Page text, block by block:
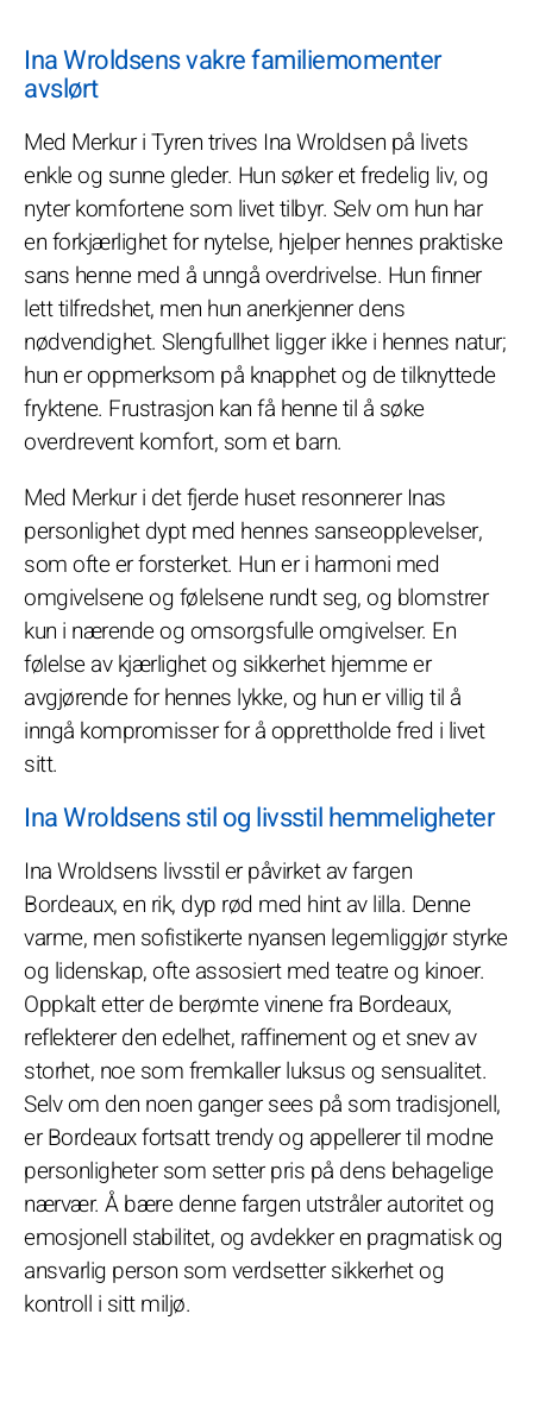
Ina Wroldsens vakre familiemomenter
avslørt
Med Merkur i Tyren trives Ina Wroldsen på livets
enkle og sunne gleder. Hun søker et fredelig liv, og
nyter komfortene som livet tilbyr. Selv om hun har
en forkjærlighet for nytelse, hjelper hennes praktiske
sans henne med å unngå overdrivelse. Hun finner
lett tilfredshet, men hun anerkjenner dens
nødvendighet. Slengfullhet ligger ikke i hennes natur;
hun er oppmerksom på knapphet og de tilknyttede
fryktene. Frustrasjon kan få henne til å søke
overdrevent komfort, som et barn.
Med Merkur i det fjerde huset resonnerer Inas
personlighet dypt med hennes sanseopplevelser,
som ofte er forsterket. Hun er i harmoni med
omgivelsene og følelsene rundt seg, og blomstrer
kun i nærende og omsorgsfulle omgivelser. En
følelse av kjærlighet og sikkerhet hjemme er
avgjørende for hennes lykke, og hun er villig til å
inngå kompromisser for å opprettholde fred i livet
sitt.
Ina Wroldsens stil og livsstil hemmeligheter
Ina Wroldsens livsstil er påvirket av fargen
Bordeaux, en rik, dyp rød med hint av lilla. Denne
varme, men sofistikerte nyansen legemliggjør styrke
og lidenskap, ofte assosiert med teatre og kinoer.
Oppkalt etter de berømte vinene fra Bordeaux,
reflekterer den edelhet, raffinement og et snev av
storhet, noe som fremkaller luksus og sensualitet.
Selv om den noen ganger sees på som tradisjonell,
er Bordeaux fortsatt trendy og appellerer til modne
personligheter som setter pris på dens behagelige
nærvær. Å bære denne fargen utstråler autoritet og
emosjonell stabilitet, og avdekker en pragmatisk og
ansvarlig person som verdsetter sikkerhet og
kontroll i sitt miljø.